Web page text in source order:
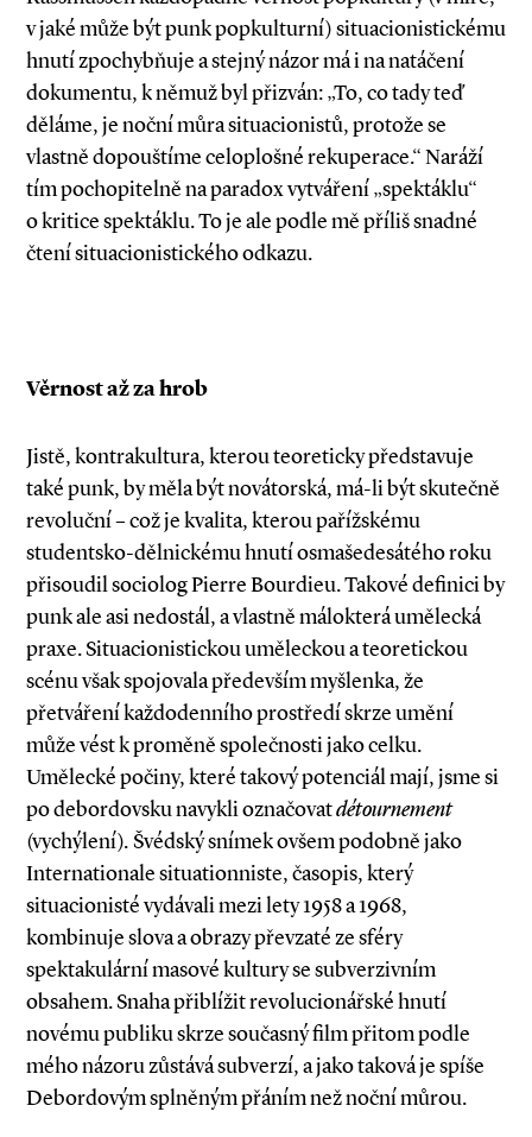
v jaké může být punk popkulturní) situacionistickému
hnutí zpochybňuje a stejný názor má i na natáčení
dokumentu, k němuž byl přizván: „To, co tady teď
děláme, je noční můra situacionistů, protože se
vlastně dopouštíme celoplošné rekuperace.“ Naráží
tím pochopitelně na paradox vytváření „spektáklu“
o kritice spektáklu. To je ale podle mě příliš snadné
čtení situacionistického odkazu.
Věrnost až za hrob
Jistě, kontrakultura, kterou teoreticky představuje
také punk, by měla být novátorská, má­-li být skutečně
revoluční – což je kvalita, kterou pařížskému
studentsko­-dělnickému hnutí osmašedesátého roku
přisoudil sociolog Pierre Bourdieu. Takové definici by
punk ale asi nedostál, a vlastně málokterá umělecká
praxe. Situacionistickou uměleckou a teoretickou
scénu však spojovala především myšlenka, že
přetváření každodenního prostředí skrze umění
může vést k proměně společnosti jako celku.
Umělecké počiny, které takový potenciál mají, jsme si
po debordovsku navykli označovatdétournement
(vychýlení).Švédský snímek ovšem podobně jako
Internationale situationniste, časopis, který
situacionisté vydávali mezi lety 1958 a 1968,
kombinuje slova a obrazy převzaté ze sféry
spektakulární masové kultury se subverzivním
obsahem. Snaha přiblížit revolucionářské hnutí
novému publiku skrze současný film přitom podle
mého názoru zůstává subverzí, a jako taková je spíše
Debordovým splněným přáním než noční můrou.